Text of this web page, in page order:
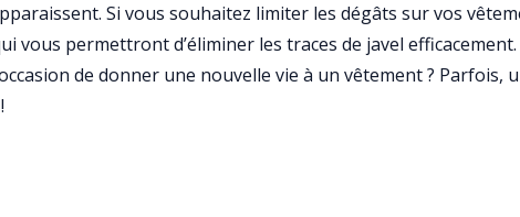
Si vous souhaitez limiter les dégâts sur vos
permettront d’éliminer les traces de javel efficacement.
de donner une nouvelle vie à un vêtement ? Parfois,